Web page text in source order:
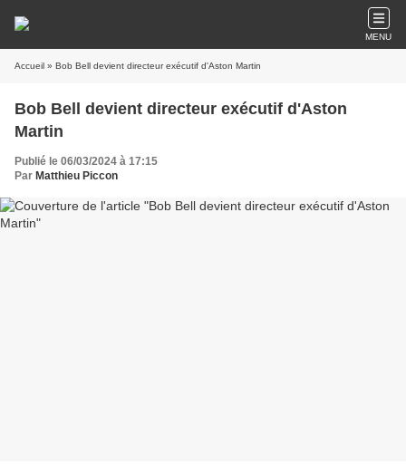
MENU
Accueil » Bob Bell devient directeur exécutif d'Aston Martin
Bob Bell devient directeur exécutif d'Aston
Martin
Publié le 06/03/2024 à 17:15
Par Matthieu Piccon